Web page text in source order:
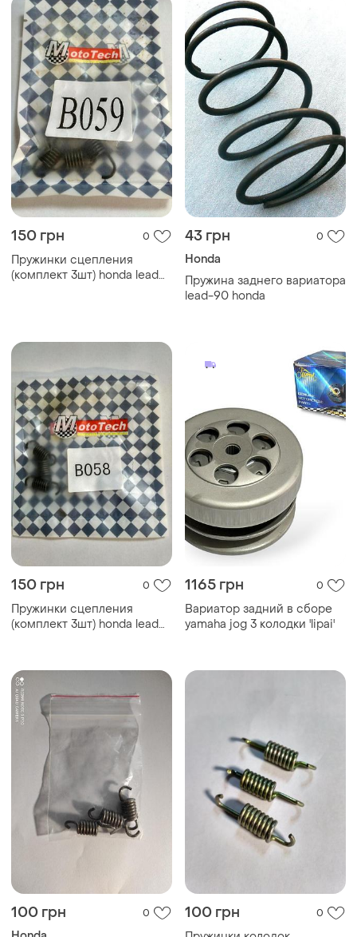
150 грн 0
Пружинки сцепления
(комплект 3шт) honda lead
43 грн 0
Honda
Пружина заднего вариатора
lead-90 honda
150 грн 0
Пружинки сцепления
(комплект 3шт) honda lead
1165 грн 0
Вариатор задний в сборе
yamaha jog 3 колодки 'lipai'
100 грн 0 100 грн 0